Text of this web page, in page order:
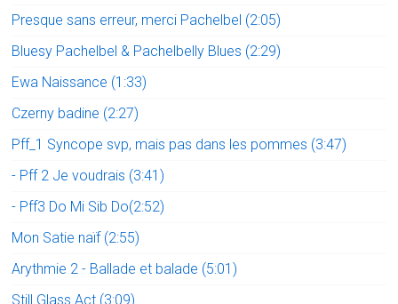
Presque sans erreur, merci Pachelbel (2:05)
Bluesy Pachelbel & Pachelbelly Blues (2:29)
Ewa Naissance (1:33)
Czerny badine (2:27)
Pff_1 Syncope svp, mais pas dans les pommes (3:47)
- Pff 2 Je voudrais (3:41)
- Pff3 Do Mi Sib Do(2:52)
Mon Satie naïf (2:55)
Arythmie 2 - Ballade et balade (5:01)
Still Glass Act (3:09)